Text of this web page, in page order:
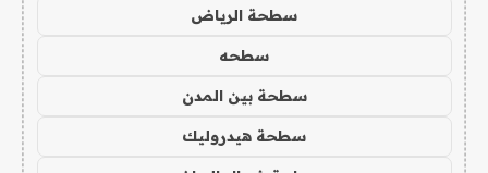
سطحة الرياض
سطحه
سطحة بين المدن
سطحة هيدروليك